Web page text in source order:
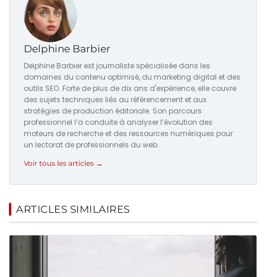
Delphine Barbier
Delphine Barbier est journaliste spécialisée dans les
domaines du contenu optimisé, du marketing digital et des
outils SEO. Forte de plus de dix ans d'expérience, elle couvre
des sujets techniques liés au référencement et aux
stratégies de production éditoriale. Son parcours
professionnel l’a conduite à analyser l’évolution des
moteurs de recherche et des ressources numériques pour
un lectorat de professionnels du web.
Voir tous les articles →
ARTICLES SIMILAIRES